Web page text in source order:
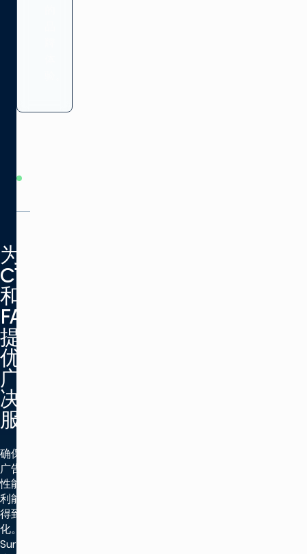
为
CTV
和
FAST
提供
优质
广告
决策
服务
确保每个
广告点的
性能和盈
利能力都
得到优
化。利用
SureFire™